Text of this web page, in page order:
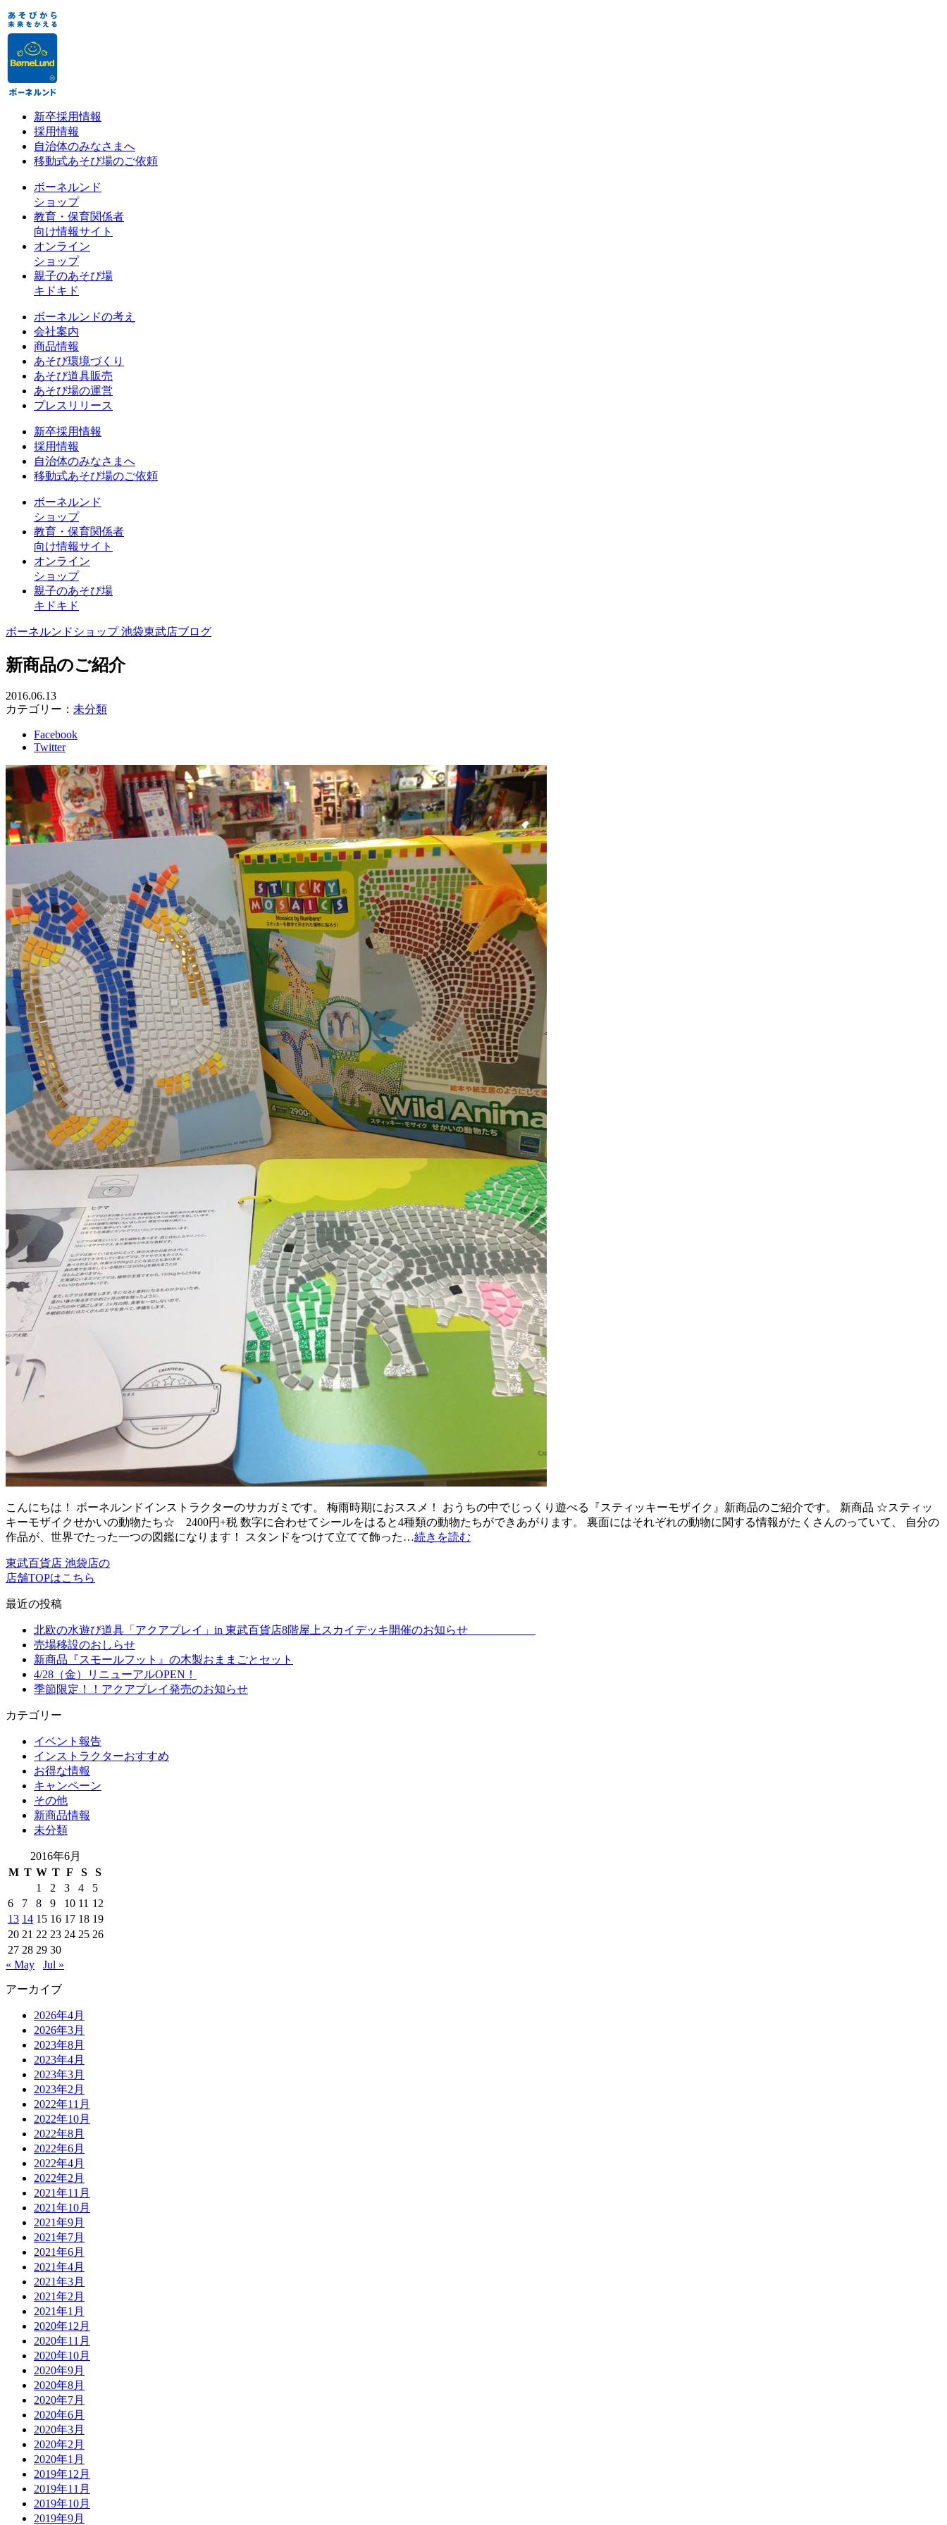
新卒採用情報
採用情報
自治体のみなさまへ
移動式あそび場のご依頼
ボーネルンド
ショップ
教育・保育関係者
向け情報サイト
オンライン
ショップ
親子のあそび場
キドキド
ボーネルンドの考え
会社案内
商品情報
あそび環境づくり
あそび道具販売
あそび場の運営
プレスリリース
新卒採用情報
採用情報
自治体のみなさまへ
移動式あそび場のご依頼
ボーネルンド
ショップ
教育・保育関係者
向け情報サイト
オンライン
ショップ
親子のあそび場
キドキド
ボーネルンドショップ 池袋東武店ブログ
新商品のご紹介
2016.06.13
カテゴリー： 未分類
Facebook
Twitter
こんにちは！ ボーネルンドインストラクターのサカガミです。 梅雨時期におススメ！ おうちの中でじっくり遊べる『スティッキーモザイク』新商品のご紹介です。 新商品 ☆スティッ
キーモザイクせかいの動物たち☆ 2400円+税 数字に合わせてシールをはると4種類の動物たちができあがります。 裏面にはそれぞれの動物に関する情報がたくさんのっていて、 自分の
作品が、世界でたった一つの図鑑になります！ スタンドをつけて立てて飾った…続きを読む
東武百貨店 池袋店の
店舗TOPはこちら
最近の投稿
北欧の水遊び道具「アクアプレイ」in 東武百貨店8階屋上スカイデッキ開催のお知らせ
売場移設のおしらせ
新商品『スモールフット』の木製おままごとセット
4/28（金）リニューアルOPEN！
季節限定！！アクアプレイ発売のお知らせ
カテゴリー
イベント報告
インストラクターおすすめ
お得な情報
キャンペーン
その他
新商品情報
未分類
2016年6月
M T W T F S
S
1
2 3 4
5
6
7 8 9 10 11 12
13 14 15 16 17 18 19
20 21 22 23 24 25 26
27 28 29 30
« May
Jul »
アーカイブ
2026年4月
2026年3月
2023年8月
2023年4月
2023年3月
2023年2月
2022年11月
2022年10月
2022年8月
2022年6月
2022年4月
2022年2月
2021年11月
2021年10月
2021年9月
2021年7月
2021年6月
2021年4月
2021年3月
2021年2月
2021年1月
2020年12月
2020年11月
2020年10月
2020年9月
2020年8月
2020年7月
2020年6月
2020年3月
2020年2月
2020年1月
2019年12月
2019年11月
2019年10月
2019年9月